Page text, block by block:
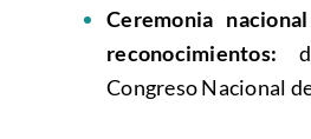
Ceremonia
reconocimientos:
Congreso Nacional